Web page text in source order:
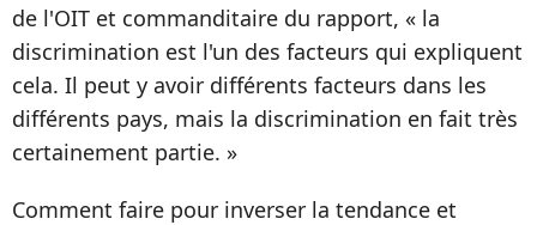
de l'OIT et commanditaire du rapport, « la
discrimination est l'un des facteurs qui expliquent
cela. Il peut y avoir différents facteurs dans les
différents pays, mais la discrimination en fait très
certainement partie. »
Comment faire pour inverser la tendance et